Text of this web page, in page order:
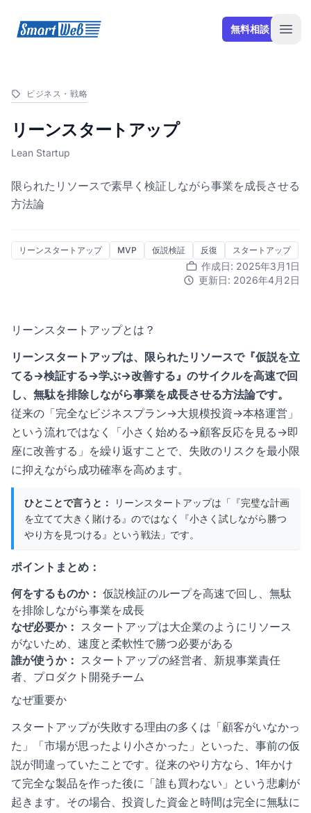
SmartWeb 無料相談
ビジネス・戦略
リーンスタートアップ
Lean Startup
限られたリソースで素早く検証しながら事業を成長させる
方法論
リーンスタートアップ MVP 仮説検証 反復 スタートアップ
作成日: 2025年3月1日
更新日: 2026年4月2日
リーンスタートアップとは？
リーンスタートアップは、限られたリソースで『仮説を立
てる→検証する→学ぶ→改善する』のサイクルを高速で回
し、無駄を排除しながら事業を成長させる方法論です。
従来の「完全なビジネスプラン→大規模投資→本格運営」
という流れではなく「小さく始める→顧客反応を見る→即
座に改善する」を繰り返すことで、失敗のリスクを最小限
に抑えながら成功確率を高めます。
ひとことで言うと：
リーンスタートアップは「『完璧な計画
を立てて大きく賭ける』のではなく『小さく試しながら勝つ
やり方を見つける』という戦法」です。
ポイントまとめ：
何をするものか： 仮説検証のループを高速で回し、無駄
を排除しながら事業を成長
なぜ必要か： スタートアップは大企業のようにリソース
がないため、速度と柔軟性で勝つ必要がある
誰が使うか： スタートアップの経営者、新規事業責任
者、プロダクト開発チーム
なぜ重要か
スタートアップが失敗する理由の多くは「顧客がいなかっ
た」「市場が思ったより小さかった」といった、事前の仮
説が間違っていたことです。従来のやり方なら、1年かけ
て完全な製品を作った後に「誰も買わない」という悲劇が
起きます。その場合、投資した資金と時間は完全に無駄に